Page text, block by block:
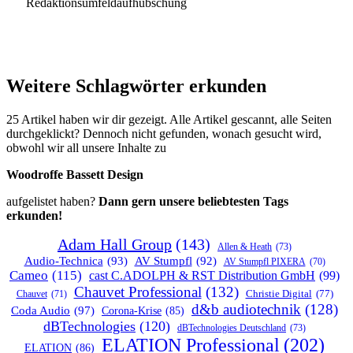
Redaktionsumfeldaufhübschung
Weitere Schlagwörter erkunden
25 Artikel haben wir dir gezeigt. Alle Artikel gescannt, alle Seiten
durchgeklickt? Dennoch nicht gefunden, wonach gesucht wird,
obwohl wir all unsere Inhalte zu
Woodroffe Bassett Design
aufgelistet haben? Dann gern unsere beliebtesten Tags
erkunden!
Adam Hall Group (143) Allen & Heath (73)
Audio-Technica (93) AV Stumpfl (92) AV Stumpfl PIXERA (70)
Cameo (115) cast C.ADOLPH & RST Distribution GmbH (99)
Chauvet (71) Chauvet Professional (132) Christie Digital (77)
Coda Audio (97) Corona-Krise (85) d&b audiotechnik (128)
dBTechnologies (120) dBTechnologies Deutschland (73)
ELATION (86) ELATION Professional (202)